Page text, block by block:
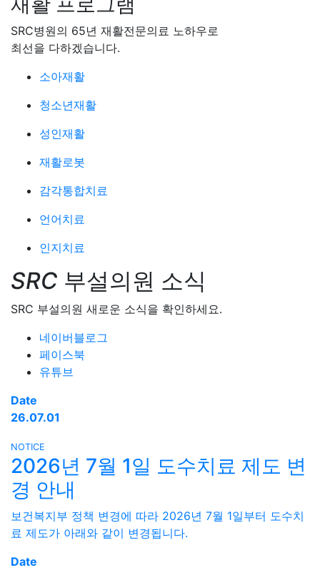
SRC병원의 65년 재활전문의료 노하우로
최선을 다하겠습니다.
소아재활
청소년재활
성인재활
재활로봇
감각통합치료
언어치료
인지치료
SRC 부설의원 소식
SRC 부설의원 새로운 소식을 확인하세요.
네이버블로그
페이스북
유튜브
Date
26.07.01
NOTICE
2026년 7월 1일 도수치료 제도 변
경 안내
보건복지부 정책 변경에 따라 2026년 7월 1일부터 도수치
료 제도가 아래와 같이 변경됩니다.
Date